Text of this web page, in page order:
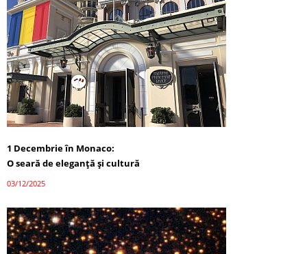
1 Decembrie în Monaco:
O seară de eleganță și cultură
03/12/2025